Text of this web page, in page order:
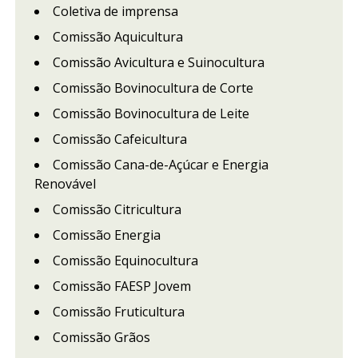
Coletiva de imprensa
Comissão Aquicultura
Comissão Avicultura e Suinocultura
Comissão Bovinocultura de Corte
Comissão Bovinocultura de Leite
Comissão Cafeicultura
Comissão Cana-de-Açúcar e Energia
Renovável
Comissão Citricultura
Comissão Energia
Comissão Equinocultura
Comissão FAESP Jovem
Comissão Fruticultura
Comissão Grãos